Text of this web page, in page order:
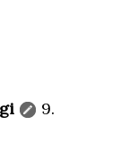
9.